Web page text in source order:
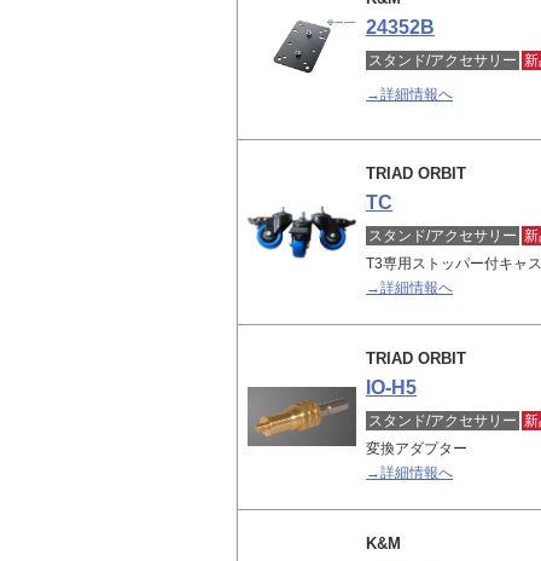
24352B
スタンド/アクセサリー
→詳細情報へ
TRIAD ORBIT
TC
スタンド/アクセサリー
T3専用ストッパー付キャ
→詳細情報へ
TRIAD ORBIT
IO-H5
スタンド/アクセサリー
変換アダプター
→詳細情報へ
K&M